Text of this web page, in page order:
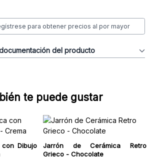
para obtener precios al por mayor
del producto
te puede gustar
Dibujo
Jarrón de Cerámica Retro
Grieco - Chocolate